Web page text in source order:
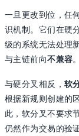
一旦更改到位，任
识机制。它们在硬
级的系统无法处理
与主链前向不兼容。
与硬分叉相反， 软
根据新规则创建的
此，软分叉不要求
仍然作为交易的验